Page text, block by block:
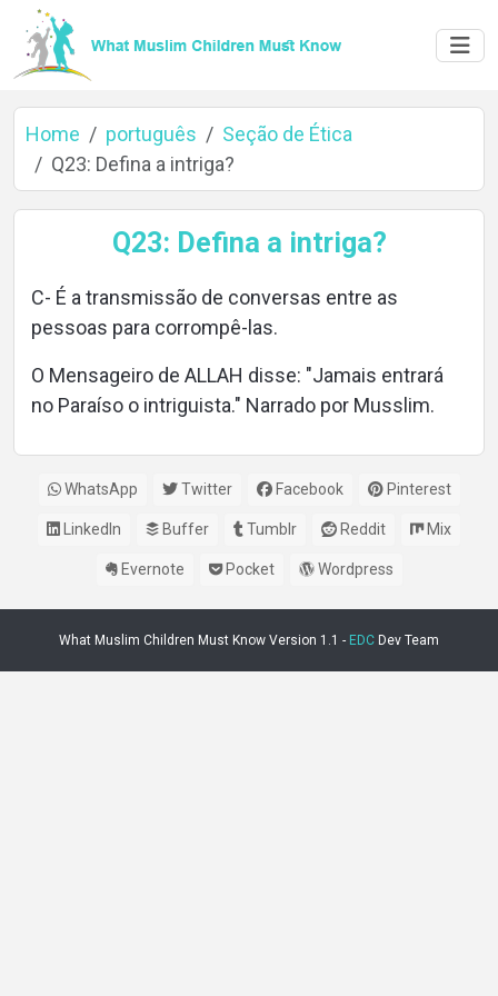
Home
About
Languages
Home português
Seção de Ética
Q23: Defina a intriga?
Q23: Defina a intriga?
C- É a transmissão de conversas entre as
pessoas para corrompê-las.
O Mensageiro de ALLAH disse: "Jamais entrará
no Paraíso o intriguista." Narrado por Musslim.
WhatsApp Twitter Facebook Pinterest
LinkedIn Buffer Tumblr Reddit Mix
Evernote Pocket Wordpress
What Muslim Children Must Know Version 1.1 - EDC Dev Team